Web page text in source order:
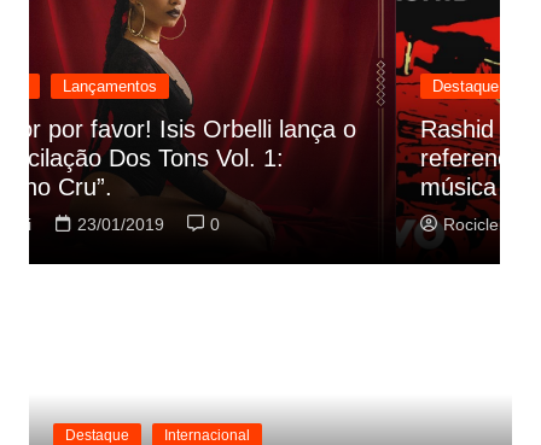
Destaque Lançamentos
Rashid vai buscar nos HQs as
referencias do clipe de sua nova
música
Rociclei 22/01/2019
Destaque Internacional